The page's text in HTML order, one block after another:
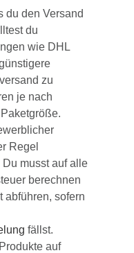
du den Versand
du
wie DHL
zu
je nach
Regel
musst auf alle
berechnen
abführen, sofern
fällst.
auf